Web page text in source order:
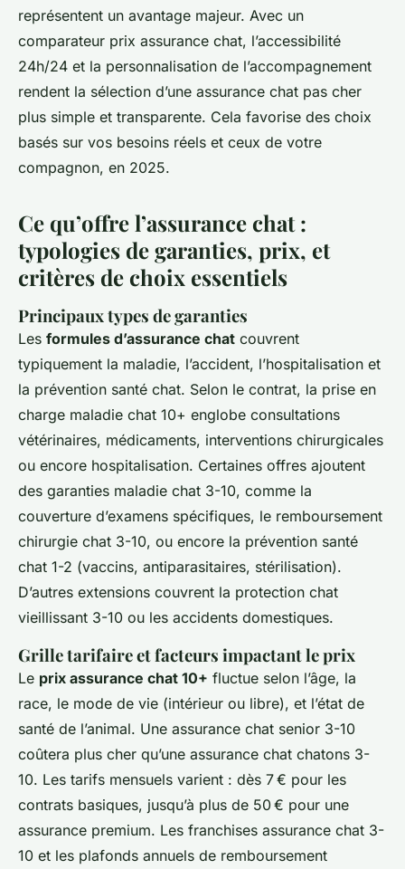
représentent un avantage majeur. Avec un
comparateur prix assurance chat, l’accessibilité
24h/24 et la personnalisation de l’accompagnement
rendent la sélection d’une assurance chat pas cher
plus simple et transparente. Cela favorise des choix
basés sur vos besoins réels et ceux de votre
compagnon, en 2025.
Ce qu’offre l’assurance chat :
typologies de garanties, prix, et
critères de choix essentiels
Principaux types de garanties
Les formules d’assurance chat couvrent
typiquement la maladie, l’accident, l’hospitalisation et
la prévention santé chat. Selon le contrat, la prise en
charge maladie chat 10+ englobe consultations
vétérinaires, médicaments, interventions chirurgicales
ou encore hospitalisation. Certaines offres ajoutent
des garanties maladie chat 3-10, comme la
couverture d’examens spécifiques, le remboursement
chirurgie chat 3-10, ou encore la prévention santé
chat 1-2 (vaccins, antiparasitaires, stérilisation).
D’autres extensions couvrent la protection chat
vieillissant 3-10 ou les accidents domestiques.
Grille tarifaire et facteurs impactant le prix
Le prix assurance chat 10+ fluctue selon l’âge, la
race, le mode de vie (intérieur ou libre), et l’état de
santé de l’animal. Une assurance chat senior 3-10
coûtera plus cher qu’une assurance chat chatons 3-
10. Les tarifs mensuels varient : dès 7 € pour les
contrats basiques, jusqu’à plus de 50 € pour une
assurance premium. Les franchises assurance chat 3-
10 et les plafonds annuels de remboursement